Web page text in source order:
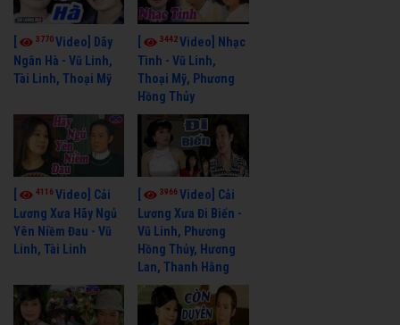
3770Video] Dãy
Ngân Hà - Vũ Linh,
Tài Linh, Thoại Mỹ
3442Video] Nhạc
Tình - Vũ Linh,
Thoại Mỹ, Phương
Hồng Thủy
4116Video] Cải
Lương Xưa Hãy Ngủ
Yên Niềm Đau - Vũ
Linh, Tài Linh
3966Video] Cải
Lương Xưa Đi Biển -
Vũ Linh, Phương
Hồng Thủy, Hương
Lan, Thanh Hằng